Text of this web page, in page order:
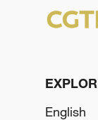
English